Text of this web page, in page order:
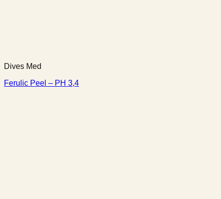
Dives Med
Ferulic Peel – PH 3,4